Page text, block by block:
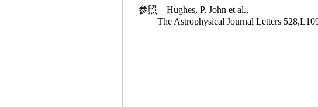
参照 Hughes, P. John et al.,
The Astrophysical Journal Letters